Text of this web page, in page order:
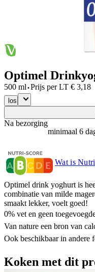
Optimel
500 ml·Prijs per LT € 3,18
los
Na bezorging
minimaal 6
Wat is
Optimel drink yoghurt is
combinatie van milde
smaakt lekker, voelt goed!
0% vet en geen
Van nature een bron van
Ook beschikbaar in andere
Koken met dit